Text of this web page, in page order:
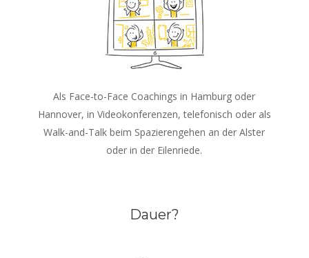
Als Face-to-Face Coachings in Hamburg oder
Hannover, in Videokonferenzen, telefonisch oder als
Walk-and-Talk beim Spazierengehen an der Alster
oder in der Eilenriede.
Dauer?